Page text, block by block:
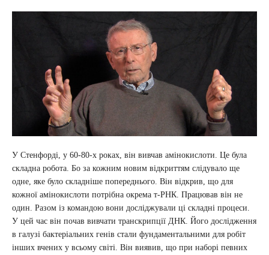
У Стенфорді, у 60-80-х роках, він вивчав амінокислоти. Це була
складна робота. Бо за кожним новим відкриттям слідувало ще
одне, яке було складніше попереднього. Він відкрив, що для
кожної амінокислоти потрібна окрема т-РНК. Працював він не
один. Разом із командою вони досліджували ці складні процеси.
У цей час він почав вивчати транскрипції ДНК. Його дослідження
в галузі бактеріальних генів стали фундаментальними для робіт
інших вчених у всьому світі. Він виявив, що при наборі певних